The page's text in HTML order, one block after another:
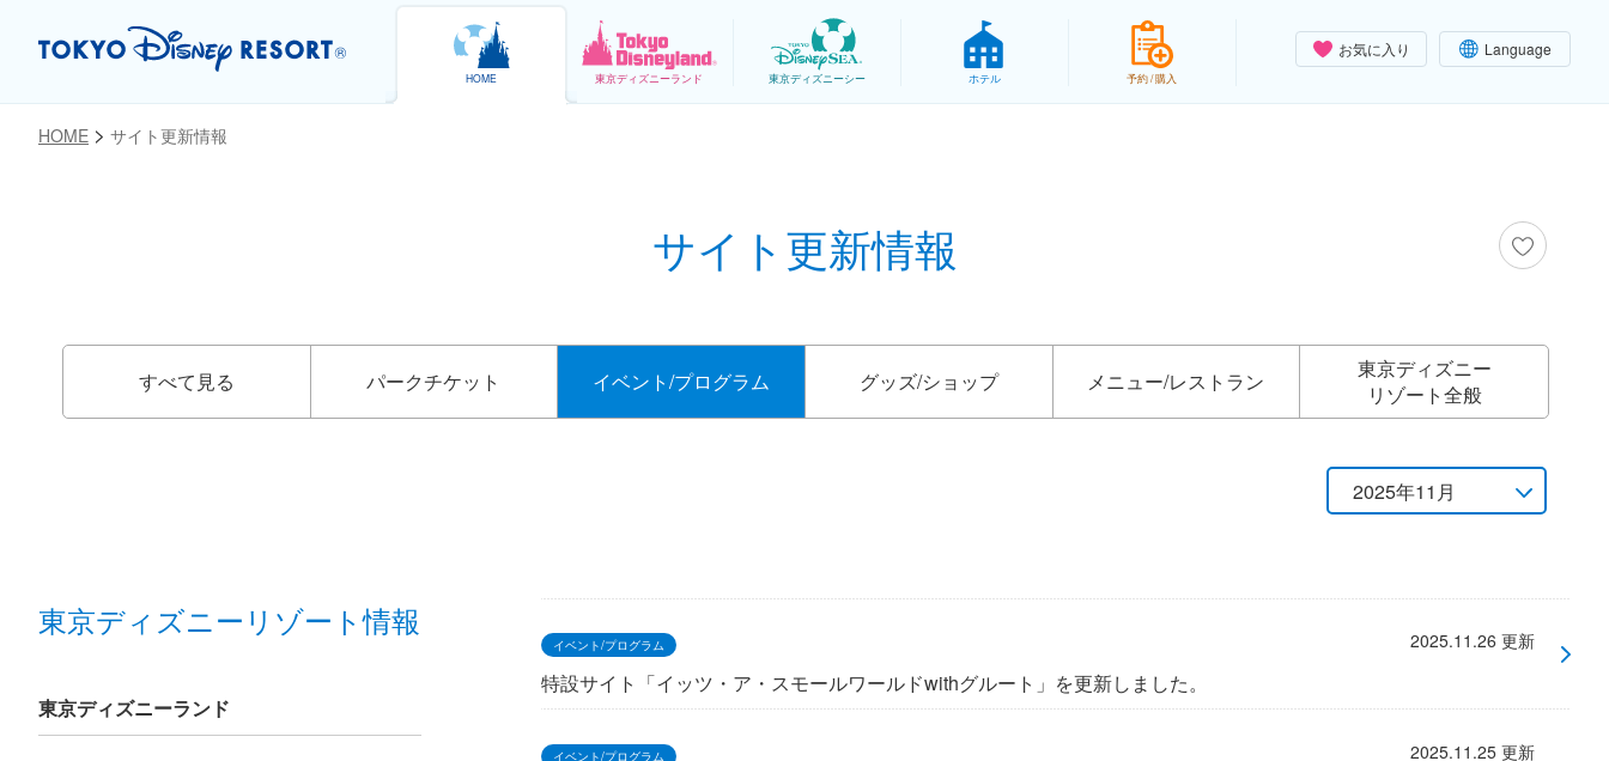
お気に入り Language
HOME 東京ディズニーランド 東京ディズニーシー ホテル 予約 / 購入
HOME サイト更新情報
サイト更新情報
すべて見る パークチケット イベント/プログラム グッズ/ショップ メニュー/レストラン
東京ディズニー
リゾート全般
2025年11月
2026年7月
イベント/プログラム 2025.11.26 更新
特設サイト「イッツ・ア・スモールワールドwithグルート」を更新しました。
イベント/プログラム 2025.11.25 更新
東京ディズニーリゾート情報
東京ディズニーランド